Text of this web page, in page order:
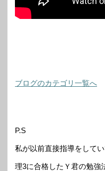
ブログのカテゴリ一覧へ
P.S
私が以前直接指導をして
理3に合格したＹ君の勉強